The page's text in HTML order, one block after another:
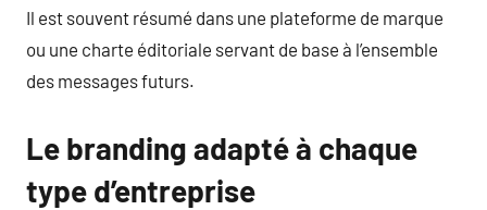
Il est souvent résumé dans une plateforme de marque
ou une charte éditoriale servant de base à l’ensemble
des messages futurs.
Le branding adapté à chaque
type d’entreprise